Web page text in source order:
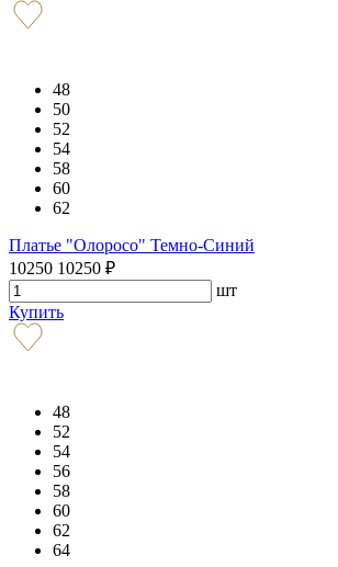
48
50
52
54
58
60
62
Платье "Олоросо" Темно-Синий
10250 10250 ₽
шт
Купить
48
52
54
56
58
60
62
64